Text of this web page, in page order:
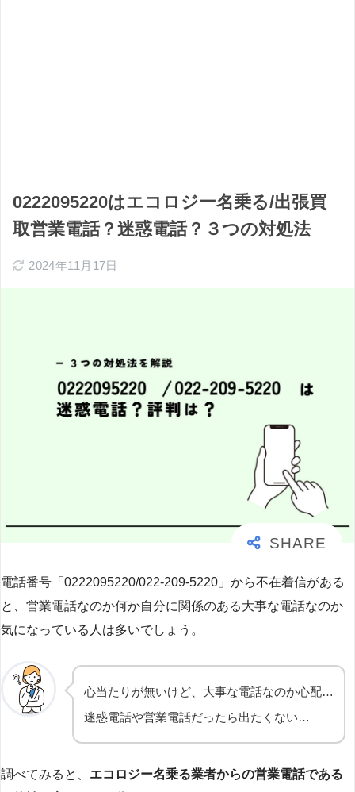
0222095220はエコロジー名乗る/出張買
取営業電話？迷惑電話？３つの対処法
2024年11月17日
電話番号「0222095220/022-209-5220」から不在着信がある
と、営業電話なのか何か自分に関係のある大事な電話なのか
気になっている人は多いでしょう。
心当たりが無いけど、大事な電話なのか心配…
迷惑電話や営業電話だったら出たくない…
調べてみると、 エコロジー名乗る業者からの営業電話である